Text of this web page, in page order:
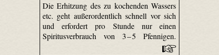
Die Erhitzung des zu kochenden Wassers
etc. geht außerordentlich schnell vor sich
und erfordert pro Stunde nur einen
Spiritus­verbrauch von 3 – 5 Pfennigen.